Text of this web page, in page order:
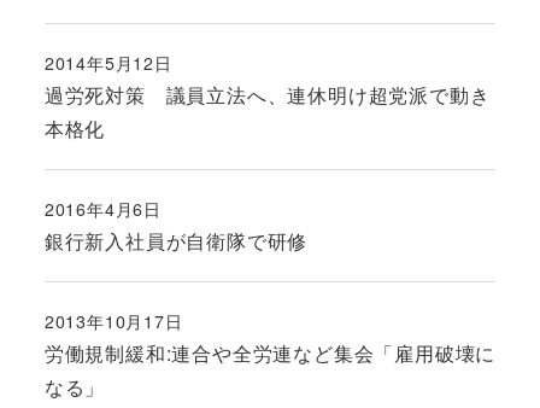
過労死対策 議員立法へ、連休明け超党派で動き
本格化
投稿日
2014年5月12日
銀行新入社員が自衛隊で研修
投稿日
2016年4月6日
労働規制緩和:連合や全労連など集会「雇用破壊に
なる」
投稿日
2013年10月17日